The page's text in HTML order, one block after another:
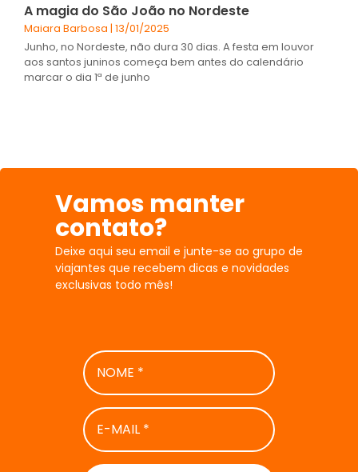
A magia do São João no Nordeste
Maiara Barbosa 13/01/2025
Junho, no Nordeste, não dura 30 dias. A festa em louvor
aos santos juninos começa bem antes do calendário
marcar o dia 1ª de junho
Vamos manter
contato?
Deixe aqui seu email e junte-se ao grupo de
viajantes que recebem dicas e novidades
exclusivas todo mês!
NOME
*
E-
MAIL
*